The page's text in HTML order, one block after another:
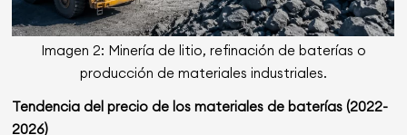
Imagen 2: Minería de litio, refinación de baterías o
producción de materiales industriales.
Tendencia del precio de los materiales de baterías (2022-
2026)